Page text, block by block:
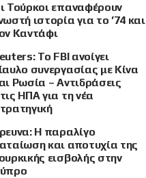
Τούρκοι επαναφέρουν
ιστορία για το ’74 και
Καντάφι
Το FBI ανοίγει
συνεργασίας με Κίνα
Ρωσία – Αντιδράσεις
ΗΠΑ για τη νέα
Η παραλίγο
και αποτυχία της
εισβολής στην